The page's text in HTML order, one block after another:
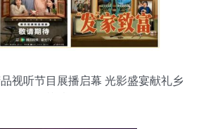
视听节目展播启幕 光影盛宴献礼乡